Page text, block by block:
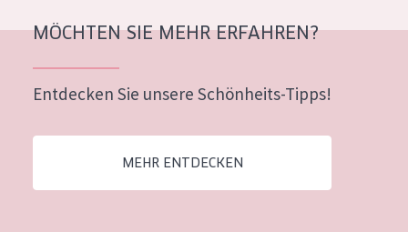
Alter: 35 to 55
MÖCHTEN SIE MEHR ERFAHREN?
Entdecken Sie unsere Schönheits-Tipps!
MEHR ENTDECKEN